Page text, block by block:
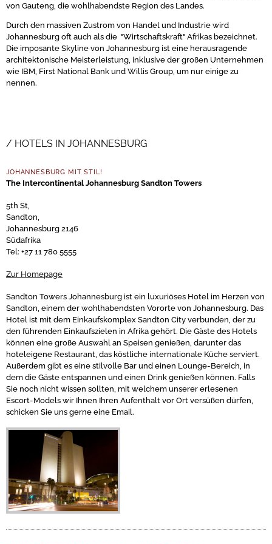
von Gauteng, die wohlhabendste Region des Landes.
Durch den massiven Zustrom von Handel und Industrie wird
Johannesburg oft auch als die "Wirtschaftskraft" Afrikas bezeichnet.
Die imposante Skyline von Johannesburg ist eine herausragende
architektonische Meisterleistung, inklusive der großen Unternehmen
wie IBM, First National Bank und Willis Group, um nur einige zu
nennen.
HOTELS IN JOHANNESBURG
JOHANNESBURG MIT STIL!
The Intercontinental Johannesburg Sandton Towers
5th St,
Sandton,
Johannesburg 2146
Südafrika
Tel: +27 11 780 5555
Zur Homepage
Sandton Towers Johannesburg ist ein luxuriöses Hotel im Herzen von
Sandton, einem der wohlhabendsten Vororte von Johannesburg. Das
Hotel ist mit dem Einkaufskomplex Sandton City verbunden, der zu
den führenden Einkaufszielen in Afrika gehört. Die Gäste des Hotels
können eine große Auswahl an Speisen genießen, darunter das
hoteleigene Restaurant, das köstliche internationale Küche serviert.
Außerdem gibt es eine stilvolle Bar und einen Lounge-Bereich, in
dem die Gäste entspannen und einen Drink genießen können. Falls
Sie noch nicht wissen sollten, mit welchem unserer erlesenen
Escort-Models wir Ihnen Ihren Aufenthalt vor Ort versüßen dürfen,
schicken Sie uns gerne eine Email.